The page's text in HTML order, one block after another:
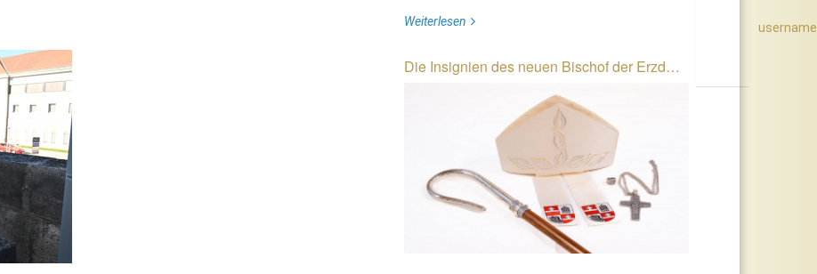
Weiterlesen
Die Insignien des neuen Bischof der Erzd…